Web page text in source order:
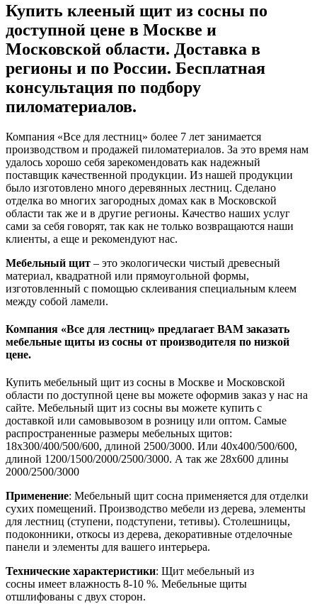
Купить клееный щит из сосны по
доступной цене в Москве и
Московской области. Доставка в
регионы и по России. Бесплатная
консультация по подбору
пиломатериалов.
Компания «Все для лестниц» более 7 лет занимается
производством и продажей пиломатериалов. За это время нам
удалось хорошо себя зарекомендовать как надежный
поставщик качественной продукции. Из нашей продукции
было изготовлено много деревянных лестниц. Сделано
отделка во многих загородных домах как в Московской
области так же и в другие регионы. Качество наших услуг
сами за себя говорят, так как не только возвращаются наши
клиенты, а еще и рекомендуют нас.
Мебельный щит – это экологически чистый древесный
материал, квадратной или прямоугольной формы,
изготовленный с помощью склеивания специальным клеем
между собой ламели.
Компания «Все для лестниц» предлагает ВАМ заказать
мебельные щиты из сосны от производителя по низкой
цене.
Купить мебельный щит из сосны в Москве и Московской
области по доступной цене вы можете оформив заказ у нас на
сайте. Мебельный щит из сосны вы можете купить с
доставкой или самовывозом в розницу или оптом. Самые
распространенные размеры мебельных щитов:
18х300/400/500/600, длиной 2500/3000. Или 40х400/500/600,
длиной 1200/1500/2000/2500/3000. А так же 28х600 длины
2000/2500/3000
Применение: Мебельный щит сосна применяется для отделки
сухих помещений. Производство мебели из дерева, элементы
для лестниц (ступени, подступени, тетивы). Столешницы,
подоконники, откосы из дерева, декоративные отделочные
панели и элементы для вашего интерьера.
Технические характеристики: Щит мебельный из
сосны имеет влажность 8-10 %. Мебельные щиты
отшлифованы с двух сторон.